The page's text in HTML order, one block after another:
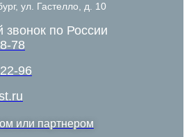
ул. Гастелло, д. 10
звонок по России
78
96
или партнером